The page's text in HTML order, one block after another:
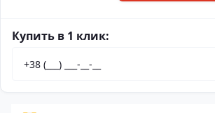
Купить в 1 клик: